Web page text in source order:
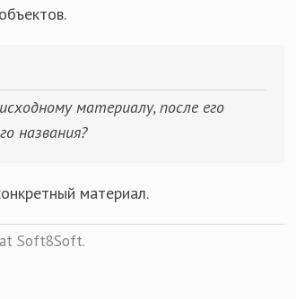
материалу, после его
названия?
материал.
Soft8Soft.